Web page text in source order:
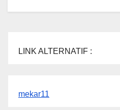
LINK ALTERNATIF :
mekar11